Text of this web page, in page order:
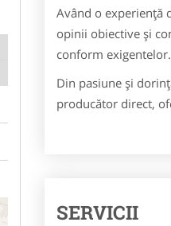
Având o experiență
opinii obiective și
conform exigentelor.
Din pasiune și
producător direct,
SERVICII